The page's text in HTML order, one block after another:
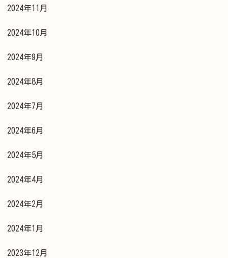
2024年11月
2024年10月
2024年9月
2024年8月
2024年7月
2024年6月
2024年5月
2024年4月
2024年2月
2024年1月
2023年12月